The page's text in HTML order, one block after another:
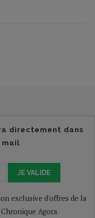
directement dans
JE VALIDE
exclusive d'offres de la
Agora